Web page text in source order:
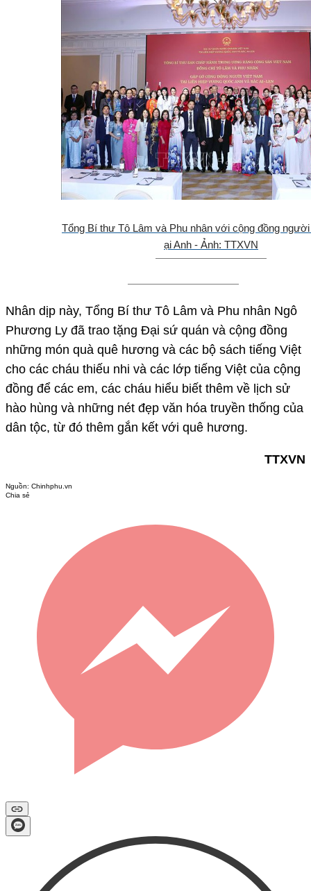
Tổng Bí thư Tô Lâm và Phu nhân với cộng đồng
ại Anh - Ảnh: TTXVN
Nhân dịp này, Tổng Bí thư Tô Lâm và Phu nhân Ngô
Phương Ly đã trao tặng Đại sứ quán và cộng đồng
những món quà quê hương và các bộ sách tiếng Việt
cho các cháu thiếu nhi và các lớp tiếng Việt của cộng
đồng để các em, các cháu hiểu biết thêm về lịch sử
hào hùng và những nét đẹp văn hóa truyền thống của
dân tộc, từ đó thêm gắn kết với quê hương.
TTXVN
Nguồn: Chinhphu.vn
Chia sẻ